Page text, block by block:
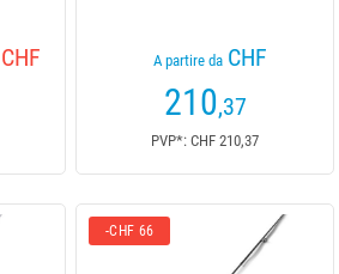
CHF A partire da CHF
210,37
PVP*: CHF 210,37
-CHF 66